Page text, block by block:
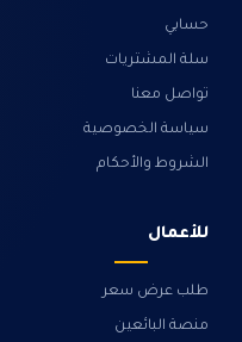
حسابي
سلة المشتريات
تواصل معنا
سياسة الخصوصية
الشروط والأحكام
للأعمال
طلب عرض سعر
منصة البائعين